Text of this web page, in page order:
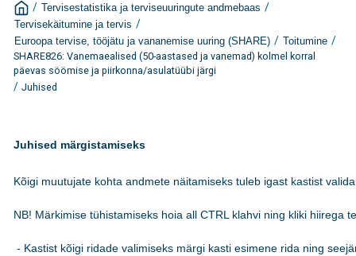
/ Tervisestatistika ja terviseuuringute andmebaas /
Tervisekäitumine ja tervis /
Euroopa tervise, tööjätu ja vananemise uuring (SHARE) / Toitumine /
SHARE826: Vanemaealised (50-aastased ja vanemad) kolmel korral
päevas söömise ja piirkonna/asulatüübi järgi
/ Juhised
Juhised märgistamiseks
Kõigi muutujate kohta andmete näitamiseks tuleb igast kastist
NB! Märkimise tühistamiseks hoia all CTRL klahvi ning kliki hiirega
- Kastist kõigi ridade valimiseks märgi kasti esimene rida ning